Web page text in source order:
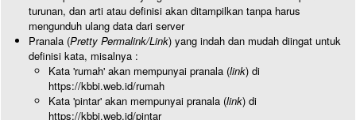
turunan, dan arti atau definisi akan ditampilkan tanpa harus
mengunduh ulang data dari server
Pranala (Pretty Permalink/Link) yang indah dan mudah diingat untuk
definisi kata, misalnya :
Kata 'rumah' akan mempunyai pranala (link) di
https://kbbi.web.id/rumah
Kata 'pintar' akan mempunyai pranala (link) di
https://kbbi.web.id/pintar